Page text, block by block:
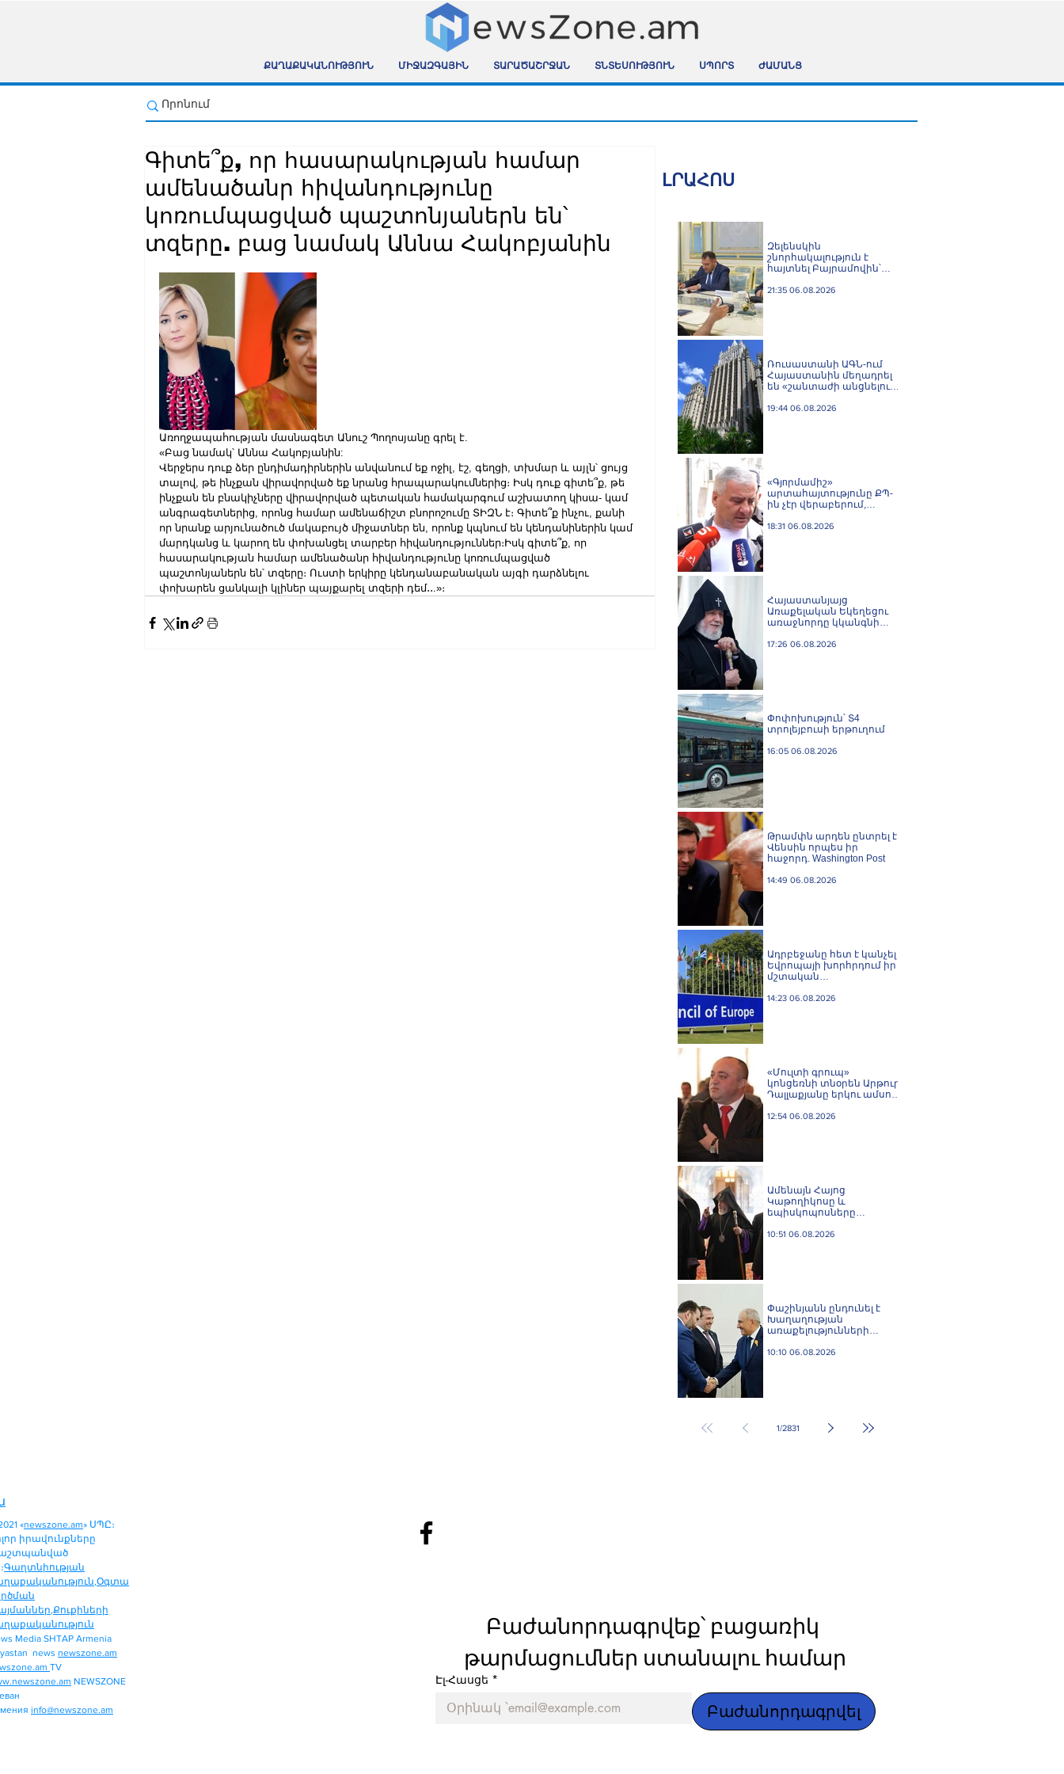
ՔԱՂԱՔԱԿԱՆՈՒԹՅՈՒՆ ՄԻՋԱԶԳԱՅԻՆ ՏԱՐԱԾԱՇՐՋԱՆ ՏՆՏԵՍՈՒԹՅՈՒՆ ՍՊՈՐՏ ԺԱՄԱՆՑ
Գիտե՞ք, որ հասարակության համար
ամենածանր հիվանդությունը
կոռումպացված պաշտոնյաներն են՝
տզերը. բաց նամակ Աննա Հակոբյանին
Առողջապահության մասնագետ Անուշ Պողոսյանը գրել է.
«Բաց նամակ՝ Աննա Հակոբյանին:
Վերջերս դուք ձեր ընդիմադիրներին անվանում եք ոջիլ, էշ, գեղցի, տխմար և այլն՝ ցույց
տալով, թե ինչքան վիրավորված եք նրանց հրապարակումներից։ Իսկ դուք գիտե՞ք, թե
ինչքան են բնակիչները վիրավորված պետական համակարգում աշխատող կիսա- կամ
անգրագետներից, որոնց համար ամենաճիշտ բնորոշումը ՏԻԶՆ է։ Գիտե՞ք ինչու, քանի
որ նրանք արյունածուծ մակաբույծ միջատներ են, որոնք կպնում են կենդանիներին կամ
մարդկանց և կարող են փոխանցել տարբեր հիվանդություններ։Իսկ գիտե՞ք, որ
հասարակության համար ամենածանր հիվանդությունը կոռումպացված
պաշտոնյաներն են՝ տզերը։ Ուստի երկիրը կենդանաբանական այգի դարձնելու
փոխարեն ցանկալի կլիներ պայքարել տզերի դեմ․․.»։
ԼՐԱՀՈՍ
Զելենսկին
շնորհակալություն է
հայտնել Բայրամովին՝
հումանիտար
21:35 06.08.2026
Ռուսաստանի ԱԳՆ-ում
Հայաստանին մեղադրել
են «շանտաժի անցնելու
19:44 06.08.2026
«Գյnրմամիշ»
արտահայտությունը ՔՊ-
ին չէր վերաբերում,
խլnղներին էր
18:31 06.08.2026
Հայաստանյայց
Առաքելական Եկեղեցու
առաջնորդը կկանգնի
կառավարության հետ
17:26 06.08.2026
Փոփոխություն՝ Տ4
տրոլեյբուսի երթուղում
16:05 06.08.2026
Թրամփն արդեն ընտրել է
Վենսին որպես իր
հաջորդ. Washington Post
14:49 06.08.2026
Ադրբեջանը հետ է կանչել
Եվրոպայի խորհրդում իր
մշտական
14:23 06.08.2026
«Մուլտի գրուպ»
կոնցեռնի տնօրեն Արթուր
Դալլաքյանը երկու ամսով
12:54 06.08.2026
Ամենայն Հայոց
Կաթողիկոսը և
եպիսկոպոսները
դատական առաջին
10:51 06.08.2026
Փաշինյանն ընդունել է
Խաղաղության
առաքելությունների
բանագնացի ավագ
10:10 06.08.2026
1/2831
«newszone.am» ՍՊԸ։
իրավունքները
Գաղտնիության
,Օգտա
,Քուքիների
Media SHTAP Armenia
news newszone.am
TV
NEWSZONE
info@newszone.am
Բաժանորդագրվեք՝ բացառիկ
թարմացումներ ստանալու համար
Էլ-Հասցե *
Բաժանորդագրվել